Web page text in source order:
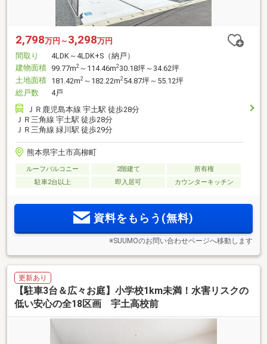
2,798万円～ 3,298万円
間取り
4LDK～4LDK+S（納戸）
建物面積 99.77m2 ～114.46m230.18坪～34.62坪
土地面積 181.42m2 ～182.22m254.87坪～55.12坪
総戸数
4戸
ＪＲ鹿児島本線 宇土駅 徒歩28分
ＪＲ三角線 宇土駅 徒歩28分
ＪＲ三角線 緑川駅 徒歩29分
熊本県宇土市高柳町
ルーフバルコニー 2階建て
所有権
駐車2台以上
即入居可 カウンターキッチン
資料をもらう(無料)
※SUUMOのお問い合わせページへ移動します
更新あり
【駐車3台＆広々お庭】小学校1km未満！水害リスクの
低い安心の全18区画 宇土高校前